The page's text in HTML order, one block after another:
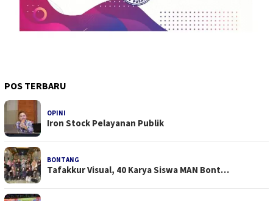
POS TERBARU
OPINI
Iron Stock Pelayanan Publik
BONTANG
Tafakkur Visual, 40 Karya Siswa MAN Bont…